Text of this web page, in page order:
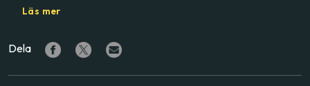
Drama, bechdeltestad
REGISSÖR
Läs mer
Dela